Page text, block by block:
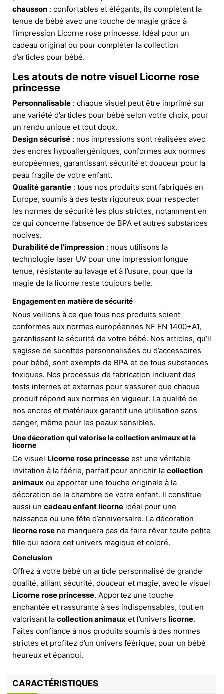
chausson : confortables et élégants, ils complètent la
tenue de bébé avec une touche de magie grâce à
l’impression Licorne rose princesse. Idéal pour un
cadeau original ou pour compléter la collection
d’articles pour bébé.
Les atouts de notre visuel Licorne rose
princesse
Personnalisable : chaque visuel peut être imprimé sur
une variété d’articles pour bébé selon votre choix, pour
un rendu unique et tout doux.
Design sécurisé : nos impressions sont réalisées avec
des encres hypoallergéniques, conformes aux normes
européennes, garantissant sécurité et douceur pour la
peau fragile de votre enfant.
Qualité garantie : tous nos produits sont fabriqués en
Europe, soumis à des tests rigoureux pour respecter
les normes de sécurité les plus strictes, notamment en
ce qui concerne l’absence de BPA et autres substances
nocives.
Durabilité de l’impression : nous utilisons la
technologie laser UV pour une impression longue
tenue, résistante au lavage et à l’usure, pour que la
magie de la licorne reste toujours belle.
Engagement en matière de sécurité
Nous veillons à ce que tous nos produits soient
conformes aux normes européennes NF EN 1400+A1,
garantissant la sécurité de votre bébé. Nos articles, qu’il
s’agisse de sucettes personnalisées ou d’accessoires
pour bébé, sont exempts de BPA et de tous substances
toxiques. Nos processus de fabrication incluent des
tests internes et externes pour s’assurer que chaque
produit répond aux normes en vigueur. La qualité de
nos encres et matériaux garantit une utilisation sans
danger, même pour les peaux sensibles.
Une décoration qui valorise la collection animaux et la
licorne
Ce visuel Licorne rose princesse est une véritable
invitation à la féérie, parfait pour enrichir la collection
animaux ou apporter une touche originale à la
décoration de la chambre de votre enfant. Il constitue
aussi un cadeau enfant licorne idéal pour une
naissance ou une fête d’anniversaire. La décoration
licorne rose ne manquera pas de faire rêver toute petite
fille qui adore cet univers magique et coloré.
Conclusion
Offrez à votre bébé un article personnalisé de grande
qualité, alliant sécurité, douceur et magie, avec le visuel
Licorne rose princesse. Apportez une touche
enchantée et rassurante à ses indispensables, tout en
valorisant la collection animaux et l’univers licorne.
Faites confiance à nos produits soumis à des normes
strictes et profitez d’un univers féérique, pour un bébé
heureux et épanoui.
CARACTÉRISTIQUES